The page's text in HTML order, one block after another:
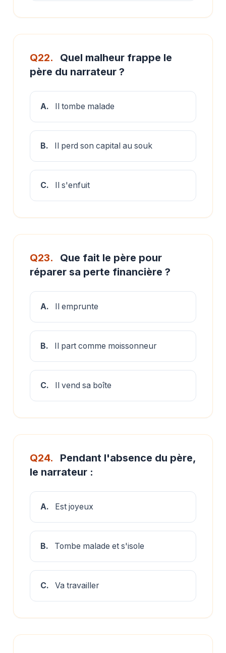
Q22.
Quel malheur frappe le
père du narrateur ?
A. Il tombe malade
B. Il perd son capital au souk
C. Il s'enfuit
Q23.
Que fait le père pour
réparer sa perte financière ?
A. Il emprunte
B. Il part comme moissonneur
C. Il vend sa boîte
Q24.
Pendant l'absence du père,
le narrateur :
A. Est joyeux
B. Tombe malade et s'isole
C. Va travailler